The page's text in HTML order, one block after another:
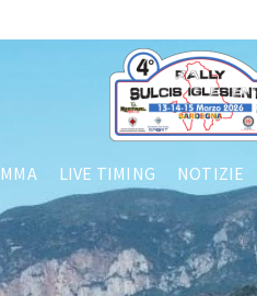
LIVE TIMING NOTIZIE